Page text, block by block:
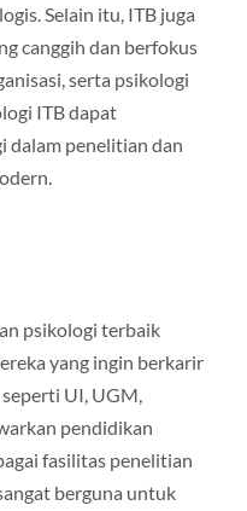
Selain itu, ITB juga
canggih dan berfokus
serta psikologi
ITB dapat
dalam penelitian dan
psikologi terbaik
yang ingin berkarir
UI, UGM,
pendidikan
fasilitas penelitian
berguna untuk